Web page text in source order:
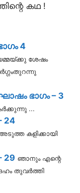
കഥ !
4
ശേഷം
ഭാഗം – 3
...
24
കളിക്കായി
29 ഞാനും എന്റെ
തുവർത്തി